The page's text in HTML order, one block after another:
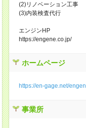
(2)リノベーション工事
(3)内装検査代行
エンジンHP
https://engene.co.jp/
ホームページ
https://en-gage.net/
事業所